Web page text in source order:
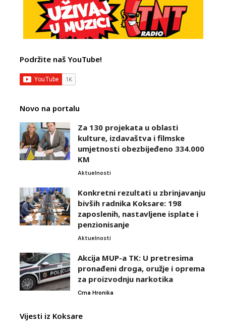
Podržite naš YouTube!
Novo na portalu
Za 130 projekata u oblasti
kulture, izdavaštva i filmske
umjetnosti obezbijeđeno 334.000
KM
Aktuelnosti
Konkretni rezultati u zbrinjavanju
bivših radnika Koksare: 198
zaposlenih, nastavljene isplate i
penzionisanje
Aktuelnosti
Akcija MUP-a TK: U pretresima
pronađeni droga, oružje i oprema
za proizvodnju narkotika
Crna Hronika
Vijesti iz Koksare